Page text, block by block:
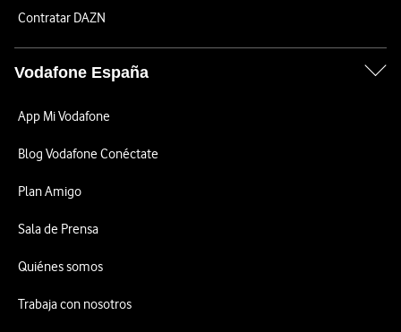
Contratar DAZN
Vodafone España
App Mi Vodafone
Blog Vodafone Conéctate
Plan Amigo
Sala de Prensa
Quiénes somos
Trabaja con nosotros